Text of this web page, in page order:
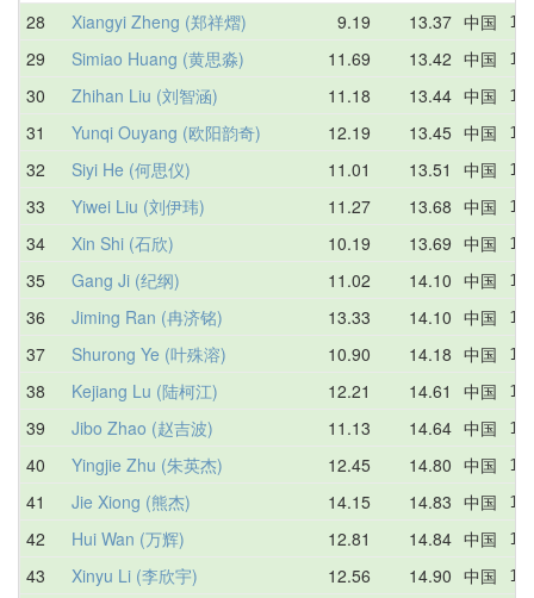
28 Xiangyi Zheng (郑祥熠) 9.19 13.37 中国
29 Simiao Huang (黄思淼) 11.69 13.42 中国
30 Zhihan Liu (刘智涵) 11.18 13.44 中国
31 Yunqi Ouyang (欧阳韵奇) 12.19 13.45 中国
32 Siyi He (何思仪) 11.01 13.51 中国
33 Yiwei Liu (刘伊玮) 11.27 13.68 中国
34 Xin Shi (石欣) 10.19 13.69 中国
35 Gang Ji (纪纲) 11.02 14.10 中国
36 Jiming Ran (冉济铭) 13.33 14.10 中国
37 Shurong Ye (叶殊溶) 10.90 14.18 中国
38 Kejiang Lu (陆柯江) 12.21 14.61 中国
39 Jibo Zhao (赵吉波) 11.13 14.64 中国
40 Yingjie Zhu (朱英杰) 12.45 14.80 中国
41 Jie Xiong (熊杰) 14.15 14.83 中国
42 Hui Wan (万辉) 12.81 14.84 中国
43 Xinyu Li (李欣宇) 12.56 14.90 中国